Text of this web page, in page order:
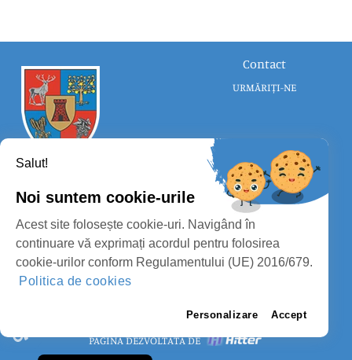
PROTECȚIA DATELOR PERSONALE
MASS-MEDIA
PAGINA VECHE
PAGINĂ DEZVOLTATĂ DE
CONSILIUL JUDEȚEAN SATU MARE
Contact
URMĂRIȚI-NE
Salut!
Noi suntem cookie-urile
Acest site folosește cookie-uri. Navigând în
continuare vă exprimați acordul pentru folosirea
cookie-urilor conform Regulamentului (UE) 2016/679.
Politica de cookies
Personalizare Accept